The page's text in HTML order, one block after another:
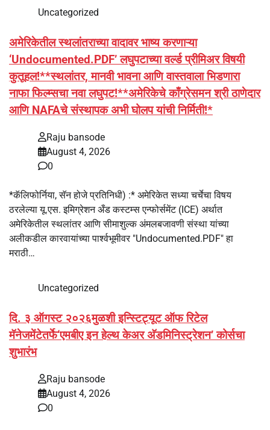
Uncategorized
अमेरिकेतील स्थलांतराच्या वादावर भाष्य करणाऱ्या
‘Undocumented.PDF’ लघुपटाच्या वर्ल्ड प्रीमिअर विषयी
कुतूहल!**स्थलांतर, मानवी भावना आणि वास्तवाला भिडणारा
नाफा फिल्म्सचा नवा लघुपट!**अमेरिकेचे काँग्रेसमन श्री ठाणेदार
आणि NAFAचे संस्थापक अभी घोलप यांची निर्मिती!*
Raju bansode
August 4, 2026
0
*कॅलिफोर्निया, सॅन होजे प्रतिनिधी) :* अमेरिकेत सध्या चर्चेचा विषय
ठरलेल्या यू.एस. इमिग्रेशन अँड कस्टम्स एन्फोर्समेंट (ICE) अर्थात
अमेरिकेतील स्थलांतर आणि सीमाशुल्क अंमलबजावणी संस्था यांच्या
अलीकडील कारवायांच्या पार्श्वभूमीवर "Undocumented.PDF" हा
मराठी…
Uncategorized
दि. ३ ऑगस्ट २०२६मुळशी इन्स्टिट्यूट ऑफ रिटेल
मॅनेजमेंटेतर्फे‘एमबीए इन हेल्थ केअर अ‍ॅडमिनिस्ट्रेशन’ कोर्सचा
शुभारंभ
Raju bansode
August 4, 2026
0